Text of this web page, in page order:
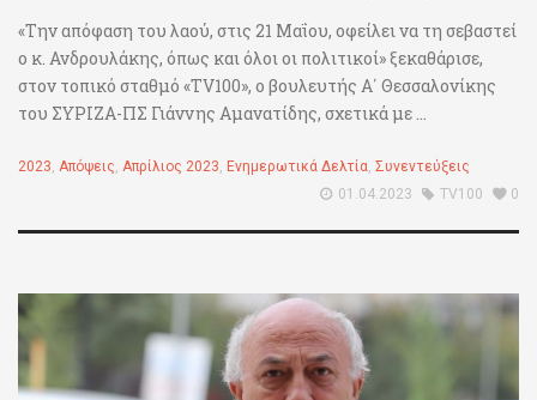
«Την απόφαση του λαού, στις 21 Μαΐου, οφείλει να τη σεβαστεί
ο κ. Ανδρουλάκης, όπως και όλοι οι πολιτικοί» ξεκαθάρισε,
στον τοπικό σταθμό «TV100», ο βουλευτής Α΄ Θεσσαλονίκης
του ΣΥΡΙΖΑ-ΠΣ Γιάννης Αμανατίδης, σχετικά με ...
2023, Απόψεις, Απρίλιος 2023, Ενημερωτικά Δελτία, Συνεντεύξεις
01.04.2023
TV100 0